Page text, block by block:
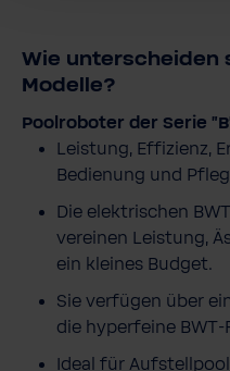
Wie unterscheiden
Modelle?
Poolroboter der Serie
Leistung, Effizienz,
Bedienung und
Die elektrischen
vereinen Leistung,
ein kleines Budget.
Sie verfügen über
die hyperfeine
Ideal für